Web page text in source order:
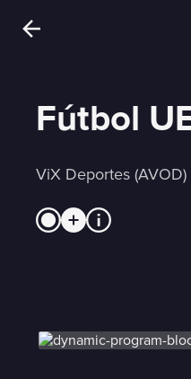
Fútbol
ViX Deportes (AVOD)